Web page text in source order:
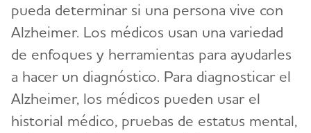
pueda determinar si una persona vive con
Alzheimer. Los médicos usan una variedad
de enfoques y herramientas para ayudarles
a hacer un diagnóstico. Para diagnosticar el
Alzheimer, los médicos pueden usar el
historial médico, pruebas de estatus mental,